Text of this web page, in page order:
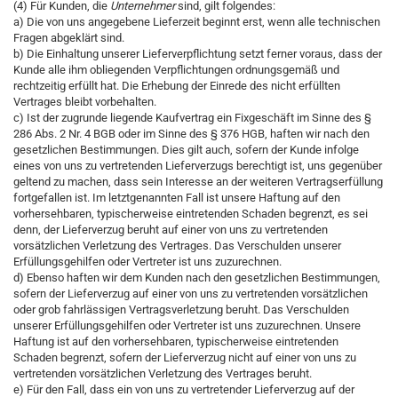
(4) Für Kunden, die Unternehmersind, gilt folgendes:
a) Die von uns angegebene Lieferzeit beginnt erst, wenn alle technischen
Fragen abgeklärt sind.
b) Die Einhaltung unserer Lieferverpflichtung setzt ferner voraus, dass der
Kunde alle ihm obliegenden Verpflichtungen ordnungsgemäß und
rechtzeitig erfüllt hat. Die Erhebung der Einrede des nicht erfüllten
Vertrages bleibt vorbehalten.
c) Ist der zugrunde liegende Kaufvertrag ein Fixgeschäft im Sinne des §
286 Abs. 2 Nr. 4 BGB oder im Sinne des § 376 HGB, haften wir nach den
gesetzlichen Bestimmungen. Dies gilt auch, sofern der Kunde infolge
eines von uns zu vertretenden Lieferverzugs berechtigt ist, uns gegenüber
geltend zu machen, dass sein Interesse an der weiteren Vertragserfüllung
fortgefallen ist. Im letztgenannten Fall ist unsere Haftung auf den
vorhersehbaren, typischerweise eintretenden Schaden begrenzt, es sei
denn, der Lieferverzug beruht auf einer von uns zu vertretenden
vorsätzlichen Verletzung des Vertrages. Das Verschulden unserer
Erfüllungsgehilfen oder Vertreter ist uns zuzurechnen.
d) Ebenso haften wir dem Kunden nach den gesetzlichen Bestimmungen,
sofern der Lieferverzug auf einer von uns zu vertretenden vorsätzlichen
oder grob fahrlässigen Vertragsverletzung beruht. Das Verschulden
unserer Erfüllungsgehilfen oder Vertreter ist uns zuzurechnen. Unsere
Haftung ist auf den vorhersehbaren, typischerweise eintretenden
Schaden begrenzt, sofern der Lieferverzug nicht auf einer von uns zu
vertretenden vorsätzlichen Verletzung des Vertrages beruht.
e) Für den Fall, dass ein von uns zu vertretender Lieferverzug auf der